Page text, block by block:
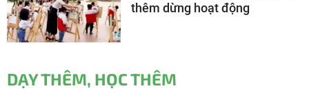
thêm dừng hoạt động
DẠY THÊM, HỌC THÊM